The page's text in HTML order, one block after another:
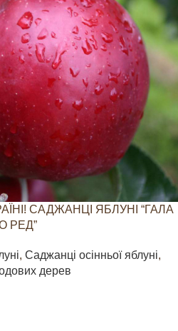
САДЖАНЦІ ЯБЛУНІ “ГАЛА
РЕД”
, Саджанці осінньої яблуні,
дерев